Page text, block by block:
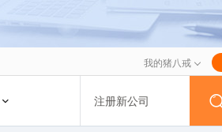
我的猪八戒
注册新公司